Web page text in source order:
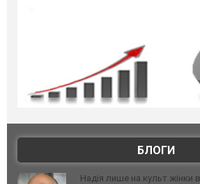
БЛОГИ
Надія лише на культ жінки в